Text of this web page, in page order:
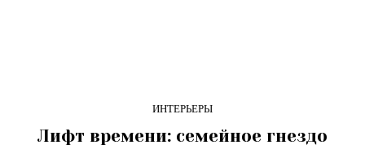
ИНТЕРЬЕРЫ
Лифт времени: семейное гнездо